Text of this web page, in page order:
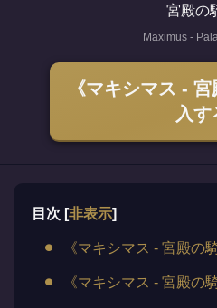
宮殿の
Maximus -
《マキシマス -
入す
目次 [非表示]
《マキシマス - 宮殿の
《マキシマス - 宮殿の